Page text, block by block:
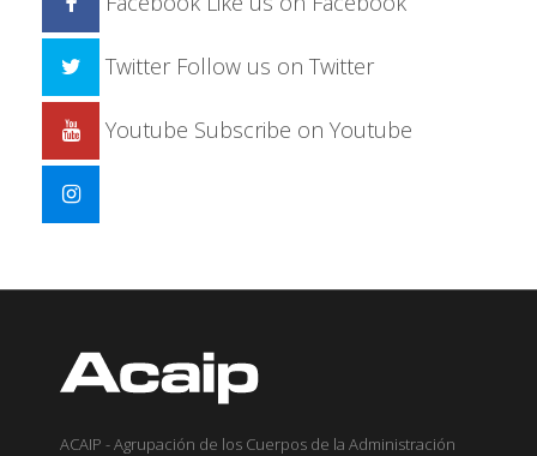
Twitter Follow us on Twitter
Youtube Subscribe on Youtube
ACAIP - Agrupación de los Cuerpos de la Administración